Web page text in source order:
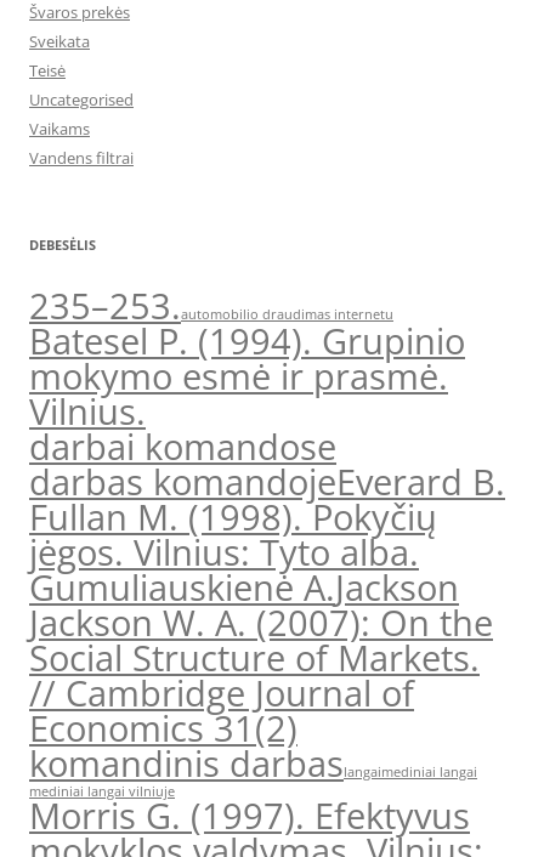
Švaros prekės
Sveikata
Teisė
Uncategorised
Vaikams
Vandens filtrai
DEBESĖLIS
235–253.automobilio draudimas internetu
Batesel P. (1994). Grupinio
mokymo esmė ir prasmė.
Vilnius.
darbai komandose
darbas komandojeEverard B.
Fullan M. (1998). Pokyčių
jėgos. Vilnius: Tyto alba.
Gumuliauskienė A.Jackson
Jackson W. A. (2007): On the
Social Structure of Markets.
// Cambridge Journal of
Economics 31(2)
komandinis darbaslangaimediniai langai
mediniai langai vilniuje
Morris G. (1997). Efektyvus